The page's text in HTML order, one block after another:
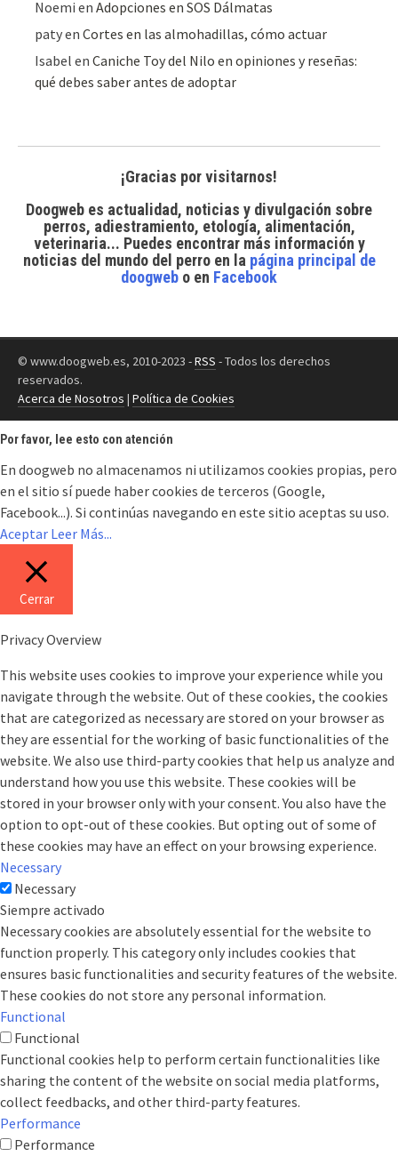
Noemi enAdopciones en SOS Dálmatas
patyenCortes en las almohadillas, cómo actuar
Isabel enCaniche Toy del Nilo en opiniones y reseñas:
qué debes saber antes de adoptar
¡Gracias por visitarnos!
Doogweb es actualidad, noticias y divulgación sobre
perros, adiestramiento, etología, alimentación,
veterinaria... Puedes encontrar más información y
noticias del mundo del perroen la página principal de
doogweb o en Facebook
© www.doogweb.es, 2010-2023 -RSS - Todos los derechos
reservados.
Acerca de Nosotros | Política de Cookies
Por favor, lee esto con atención
En doogweb no almacenamos ni utilizamos cookies propias, pero
en el sitio sí puede haber cookies de terceros (Google,
Facebook...). Si continúas navegando en este sitio aceptas su uso.
Aceptar Leer Más...
Cerrar
Privacy Overview
This website uses cookies to improve your experience while you
navigate through the website. Out of these cookies, the cookies
that are categorized as necessary are stored on your browser as
they are essential for the working of basic functionalities of the
website. We also use third-party cookies that help us analyze and
understand how you use this website. These cookies will be
stored in your browser only with your consent. You also have the
option to opt-out of these cookies. But opting out of some of
these cookies may have an effect on your browsing experience.
Necessary
Necessary
Siempre activado
Necessary cookies are absolutely essential for the website to
function properly. This category only includes cookies that
ensures basic functionalities and security features of the website.
These cookies do not store any personal information.
Functional
Functional
Functional cookies help to perform certain functionalities like
sharing the content of the website on social media platforms,
collect feedbacks, and other third-party features.
Performance
Performance